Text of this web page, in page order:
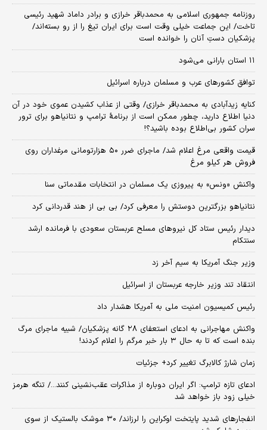
روزنامه جمهوری اسلامی به محمدباقر خرازی و برادر داماد شهید رئیسی
تاخت/ این جماعت خیلی وقت است برای ایران تیغ را از رو بسته‌اند/
پزشکیان دستِ آنان را خوانده است
۱۱ استان بارانی می‌شود
توافق کشورهای عرب و مسلمان درباره اسرائیل
کنایه زیدآبادی به محمدباقر خرازی/ وقتی از عذاب کشیدن عموی خود در آن
دنیا اطلاع دارید، چطور ممکن است از برنامهٔ ترامپ و نتانیاهو برای ترور
سران کشور بی‌اطلاع بوده باشید؟!
قیمت واقعی مرغ اعلام شد/ ماجرای ضرر ۵۰ هزارتومانی مرغداران روی
فروش هر کیلو مرغ
واکنش «ونس» به پیروزی یک مسلمان در انتخابات مقدماتی سنا
نتانیاهو بزرگترین دوستش را معرفی کرد/ بی بی از هند قدردانی کرد
دیدار رئیس ستاد کل نیروهای مسلح عربستان سعودی با فرمانده ارشد
سنتکام
وزیر جنگ آمریکا به سیم آخر زد
انتقاد تند وزیر خارجه عربستان از اسرائیل
رئیس کمیسیون امنیت ملی به آمریکا هشدار داد
واکنش مهاجرانی به ادعای استعفای ۲۸ گانه پزشکیان/ شبیه ماجرای مرگ
بنده است که تا به حال ۳ بار خبر مرگم را اعلام کردند!
زمان شارژ کالابرگ تغییر کرد+ جزئیات
ادعای تازه ترامپ: اگر ایران دوباره از مذاکرات عقب‌نشینی کنند.../ تنگه هرمز
خیلی زود باز خواهد شد
انفجارهای شدید پایتخت اوکراین را لرزاند/ ۳۰ موشک بالستیک از سوی